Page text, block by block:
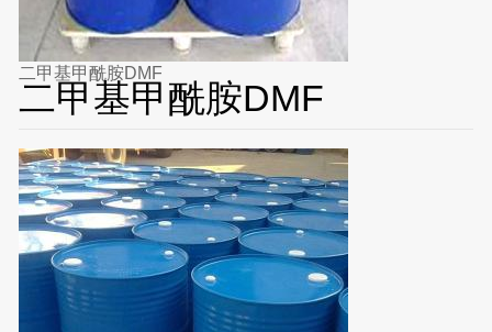
二甲基甲酰胺DMF
二甲基甲酰胺DMF